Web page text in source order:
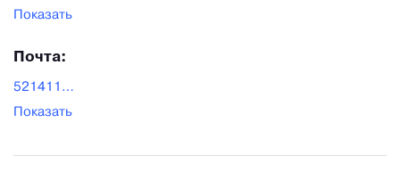
Показать
Почта:
5214116@mail.ru
Показать